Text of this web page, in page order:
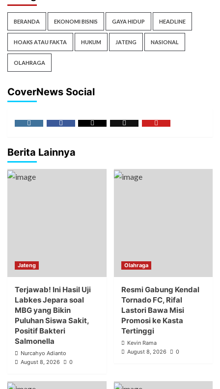
BERANDA EKONOMI BISNIS GAYA HIDUP HEADLINE
HOAKS ATAU FAKTA HUKUM JATENG NASIONAL
OLAHRAGA
CoverNews Social
Berita Lainnya
Jateng
Terjawab! Ini Hasil Uji
Labkes Jepara soal
MBG yang Bikin
Puluhan Siswa Sakit,
Positif Bakteri
Salmonella
Nurcahyo Adianto
August 8, 2026
0
Olahraga
Resmi Gabung Kendal
Tornado FC, Rifal
Lastori Bawa Misi
Promosi ke Kasta
Tertinggi
Kevin Rama
August 8, 2026
0